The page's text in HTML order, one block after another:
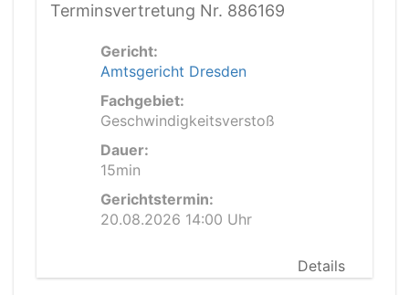
Terminsvertretung Nr. 886169
Gericht:
Amtsgericht Dresden
Fachgebiet:
Geschwindigkeitsverstoß
Dauer:
15min
Gerichtstermin:
20.08.2026 14:00 Uhr
Details